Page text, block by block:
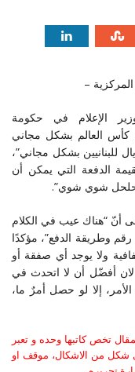
–
الإعلام في حكومة
كأس العالم بشكل مجاني
للبنانيين بشكل مجاني”،
الدفعة التي يمكن أن
شوي شوي”.
أنّ “هناك عيب في الكلام
رقم وطريقة الدفع”، مؤكدًا
ولا يوجد أي صفقة أو
أفضّل أن لا اتحدث في
إلا لو حصل أمرٌ ما،
تخص كاتبها وحده و تعبر
شكل من الاشكال، موقف او